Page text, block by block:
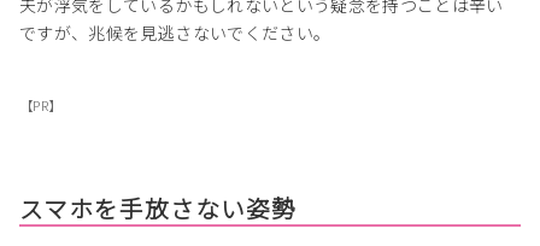
ですが、兆候を見逃さないでください。
【PR】
スマホを手放さない姿勢